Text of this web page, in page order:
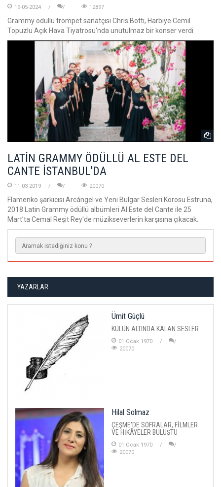
19-05-2024 12897
Grammy ödüllü trompet sanatçısı Chris Botti, Harbiye Cemil
Topuzlu Açık Hava Tiyatrosu'nda unutulmaz bir konser verdi
LATİN GRAMMY ÖDÜLLÜ AL ESTE DEL
CANTE İSTANBUL'DA
11-03-2019 20070
Flamenko şarkıcısı Arcángel ve Yeni Bulgar Sesleri Korosu Estruna,
2018 Latin Grammy ödüllü albümleri Al Este del Cante ile 25
Mart’ta Cemal Reşit Rey'de müzikseverlerin karşısına çıkacak.
YAZARLAR
Ümit Güçlü
KÜLÜN ALTINDA KALAN SESLER
01 Ocak 1970
20070
Hilal Solmaz
ÇEŞME'DE SOFRALAR, FİLMLER
VE HİKÂYELER BULUŞTU
01 Ocak 1970
20070